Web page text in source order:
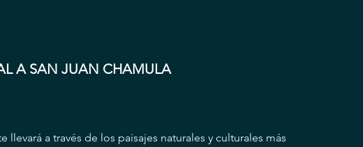
A SAN JUAN CHAMULA
a través de los paisajes naturales y culturales más